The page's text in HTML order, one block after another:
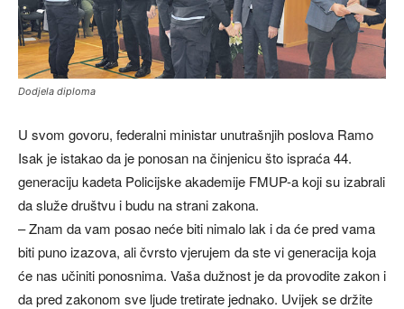
Dodjela diploma
U svom govoru, federalni ministar unutrašnjih poslova Ramo
Isak je istakao da je ponosan na činjenicu što ispraća 44.
generaciju kadeta Policijske akademije FMUP-a koji su izabrali
da služe društvu i budu na strani zakona.
– Znam da vam posao neće biti nimalo lak i da će pred vama
biti puno izazova, ali čvrsto vjerujem da ste vi generacija koja
će nas učiniti ponosnima. Vaša dužnost je da provodite zakon i
da pred zakonom sve ljude tretirate jednako. Uvijek se držite